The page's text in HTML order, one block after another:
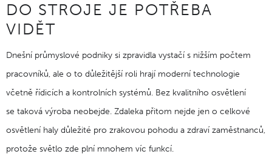
DO STROJE JE POTŘEBA
VIDĚT
Dnešní průmyslové podniky si zpravidla vystačí s nižším počtem
pracovníků, ale o to důležitější roli hrají moderní technologie
včetně řídicích a kontrolních systémů. Bez kvalitního osvětlení
se taková výroba neobejde. Zdaleka přitom nejde jen o celkové
osvětlení haly důležité pro zrakovou pohodu a zdraví zaměstnanců,
protože světlo zde plní mnohem víc funkcí.